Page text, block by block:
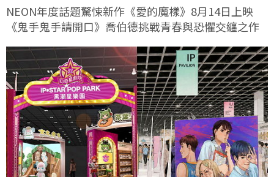
NEON年度話題驚悚新作《愛的魔樣》8月14日上映
《鬼手鬼手請開口》喬伯德挑戰青春與恐懼交纏之作